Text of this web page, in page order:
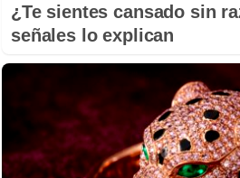
¿Te sientes cansado sin
señales lo explican